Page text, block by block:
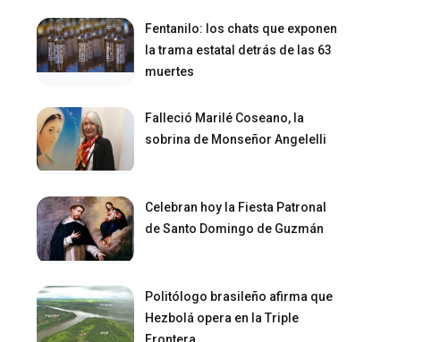
Fentanilo: los chats que exponen
la trama estatal detrás de las 63
muertes
Falleció Marilé Coseano, la
sobrina de Monseñor Angelelli
Celebran hoy la Fiesta Patronal
de Santo Domingo de Guzmán
Politólogo brasileño afirma que
Hezbolá opera en la Triple
Frontera